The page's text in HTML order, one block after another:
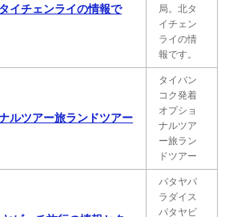
イチェンライの情報で
局。北タ
イチェン
ライの情
報です。
ルツアー旅ランドツアー
タイバン
コク発着
オプショ
ナルツア
ー旅ラン
ドツアー
パタヤパ
ラダイス
パタヤビ